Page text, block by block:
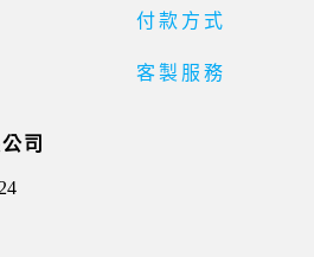
付款方式
客製服務
司